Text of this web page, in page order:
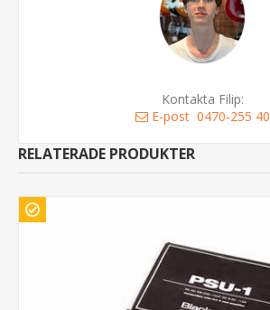
Kontakta Filip:
E-post 0470-255 40
RELATERADE PRODUKTER